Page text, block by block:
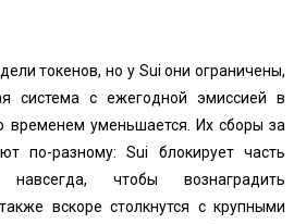
токенов, но у Sui они ограничены,
система с ежегодной эмиссией в
временем уменьшается. Их сборы за
по-разному: Sui блокирует часть
чтобы вознаградить
вскоре столкнутся с крупными